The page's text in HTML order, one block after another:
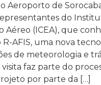
Aeroporto de
do
Aéreo (ICEA), que
AFIS, uma nova
de meteorologia e
visita faz parte do
por parte da […]